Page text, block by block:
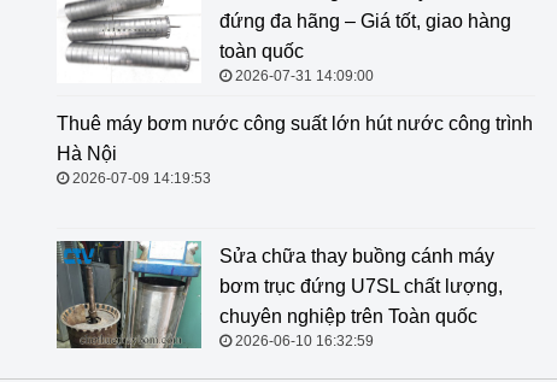
đứng đa hãng – Giá tốt, giao hàng
toàn quốc
2026-07-31 14:09:00
Thuê máy bơm nước công suất lớn
Sửa chữa thay buồng cánh máy
bơm trục đứng U7SL chất lượng,
chuyên nghiệp trên Toàn quốc
2026-06-10 16:32:59